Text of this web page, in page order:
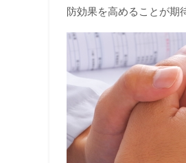
防効果を高めることが期